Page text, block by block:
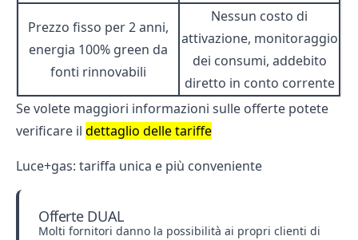
Prezzo fisso per 2 anni,
energia 100% green da
fonti rinnovabili
Nessun costo di
attivazione, monitoraggio
dei consumi, addebito
diretto in conto corrente
Se volete maggiori informazioni sulle offerte potete
verificare il dettaglio delle tariffe
Luce+gas: tariffa unica e più conveniente
Offerte DUAL
Molti fornitori danno la possibilità ai propri clienti di